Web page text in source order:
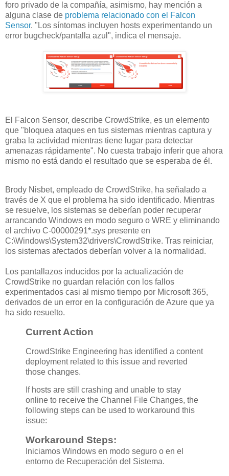
foro privado de la compañía, asimismo, hay mención a
alguna clase de problema relacionado con el Falcon
Sensor. "Los síntomas incluyen hosts experimentando un
error bugcheck/pantalla azul", indica el mensaje.
El Falcon Sensor, describe CrowdStrike, es un elemento
que "bloquea ataques en tus sistemas mientras captura y
graba la actividad mientras tiene lugar para detectar
amenazas rápidamente". No cuesta trabajo inferir que ahora
mismo no está dando el resultado que se esperaba de él.
Brody Nisbet, empleado de CrowdStrike, ha señalado a
través de X que el problema ha sido identificado. Mientras
se resuelve, los sistemas se deberían poder recuperar
arrancando Windows en modo seguro o WRE y eliminando
el archivo C-00000291*.sys presente en
C:\Windows\System32\drivers\CrowdStrike. Tras reiniciar,
los sistemas afectados deberían volver a la normalidad.
Los pantallazos inducidos por la actualización de
CrowdStrike no guardan relación con los fallos
experimentados casi al mismo tiempo por Microsoft 365,
derivados de un error en la configuración de Azure que ya
ha sido resuelto.
Current Action
CrowdStrike Engineering has identified a content
deployment related to this issue and reverted
those changes.
If hosts are still crashing and unable to stay
online to receive the Channel File Changes, the
following steps can be used to workaround this
issue:
Workaround Steps:
Iniciamos Windows en modo seguro o en el
entorno de Recuperación del Sistema.